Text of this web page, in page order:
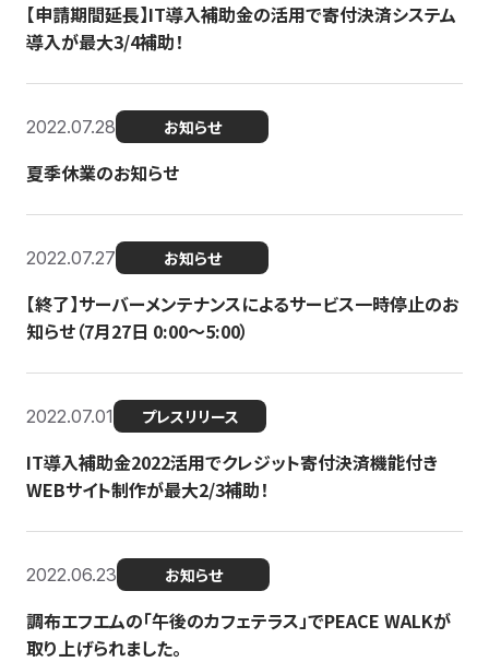
【申請期間延長】IT導入補助金の活用で寄付決済システム
導入が最大3/4補助！
2022.07.28 お知らせ
夏季休業のお知らせ
2022.07.27 お知らせ
【終了】サーバーメンテナンスによるサービス一時停止のお
知らせ（7月27日 0:00〜5:00）
2022.07.01 プレスリリース
IT導入補助金2022活用でクレジット寄付決済機能付き
WEBサイト制作が最大2/3補助！
2022.06.23 お知らせ
調布エフエムの「午後のカフェテラス」でPEACE WALKが
取り上げられました。